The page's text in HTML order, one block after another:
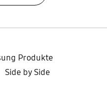
Produkte
Side by Side